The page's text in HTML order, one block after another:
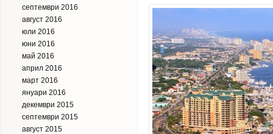
септември 2016
август 2016
юли 2016
юни 2016
май 2016
април 2016
март 2016
януари 2016
декември 2015
септември 2015
август 2015